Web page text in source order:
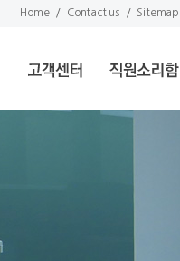
Home / Contact us / Sitemap